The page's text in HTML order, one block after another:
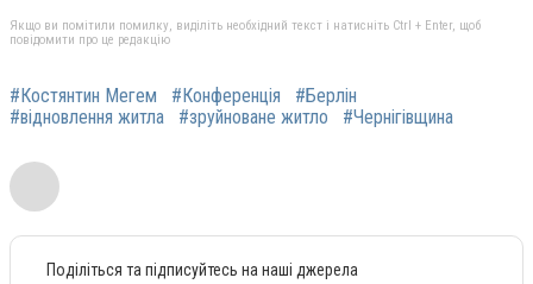
Якщо ви помітили помилку, виділіть необхідний текст і натисніть Ctrl + Enter, щоб
повідомити про це редакцію
#Костянтин Мегем #Конференція
#Берлін
#відновлення житла
#зруйноване житло #Чернігівщина
Поділіться та підписуйтесь на наші джерела